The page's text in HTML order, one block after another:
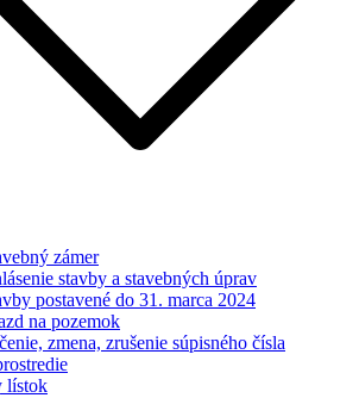
zámer
stavby a stavebných úprav
postavené do 31. marca 2024
na pozemok
zmena, zrušenie súpisného čísla
lístok